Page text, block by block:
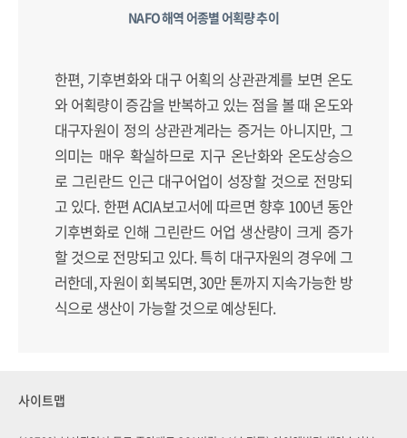
NAFO 해역 어종별 어획량 추이
한편, 기후변화와 대구 어획의 상관관계를 보면 온도
와 어획량이 증감을 반복하고 있는 점을 볼 때 온도와
대구자원이 정의 상관관계라는 증거는 아니지만, 그
의미는 매우 확실하므로 지구 온난화와 온도상승으
로 그린란드 인근 대구어업이 성장할 것으로 전망되
고 있다. 한편 ACIA보고서에 따르면 향후 100년 동안
기후변화로 인해 그린란드 어업 생산량이 크게 증가
할 것으로 전망되고 있다. 특히 대구자원의 경우에 그
러한데, 자원이 회복되면, 30만 톤까지 지속가능한 방
식으로 생산이 가능할 것으로 예상된다.
사이트맵